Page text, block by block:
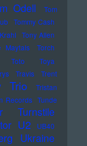
Odell
Tom
Tommy Cash
Tony Allen
Maytals
Torch
Toto
Toya
Travis
Trent
Trio
Tristan
Records Tunde
Turnstile
U2
UB40
Ukraine